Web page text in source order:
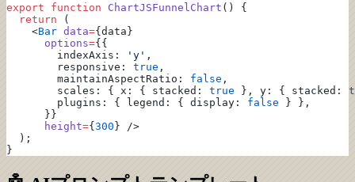
export function ChartJSFunnelChart () {
  return
(
    <
Bar data={data}
      options
={{
        indexAxis:
'y' ,
        responsive:
true ,
        maintainAspectRatio:
false ,
        scales: { x: { stacked:
true }, y: { stacked:
        plugins: { legend: { display:
false } },
      }}
      height
={ 300 } />
  );
}